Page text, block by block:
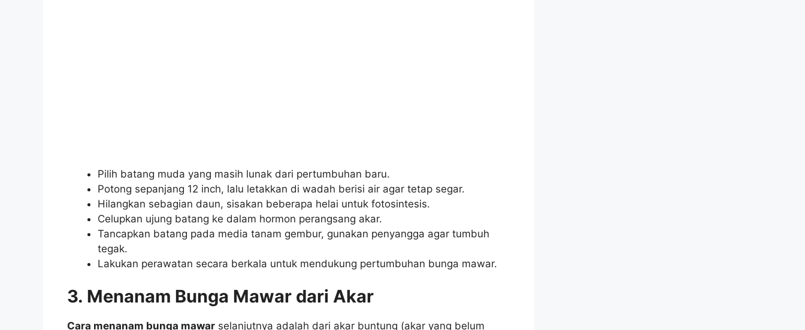
Pilih batang muda yang masih lunak dari pertumbuhan baru.
Potong sepanjang 12 inch, lalu letakkan di wadah berisi air agar tetap segar.
Hilangkan sebagian daun, sisakan beberapa helai untuk fotosintesis.
Celupkan ujung batang ke dalam hormon perangsang akar.
Tancapkan batang pada media tanam gembur, gunakan penyangga agar tumbuh
tegak.
Lakukan perawatan secara berkala untuk mendukung pertumbuhan bunga mawar.
3. Menanam Bunga Mawar dari Akar
Cara menanam bunga mawar selanjutnya adalah dari akar buntung (akar yang belum